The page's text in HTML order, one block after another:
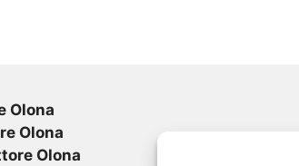
Olona
Olona
Olona